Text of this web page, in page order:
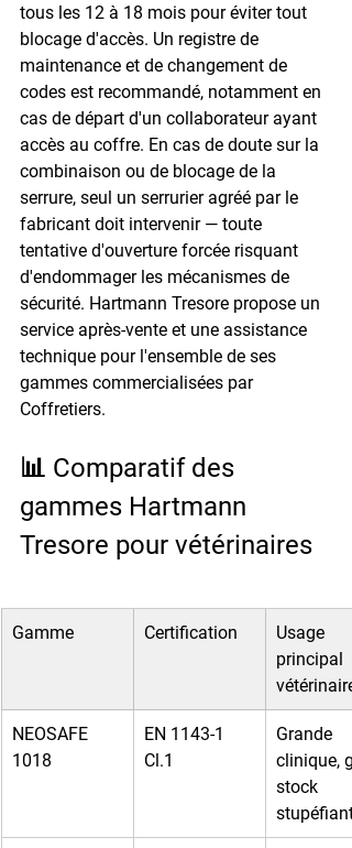
tous les 12 à 18 mois pour éviter tout
blocage d'accès. Un registre de
maintenance et de changement de
codes est recommandé, notamment en
cas de départ d'un collaborateur ayant
accès au coffre. En cas de doute sur la
combinaison ou de blocage de la
serrure, seul un serrurier agréé par le
fabricant doit intervenir — toute
tentative d'ouverture forcée risquant
d'endommager les mécanismes de
sécurité. Hartmann Tresore propose un
service après-vente et une assistance
technique pour l'ensemble de ses
gammes commercialisées par
Coffretiers.
📊 Comparatif des
gammes Hartmann
Tresore pour vétérinaires
Gamme Certification
Usage
principal
vétérinaire
NEOSAFE
1018
EN 1143-1
Cl.1
Grande
clinique,
stock
stupéfiants